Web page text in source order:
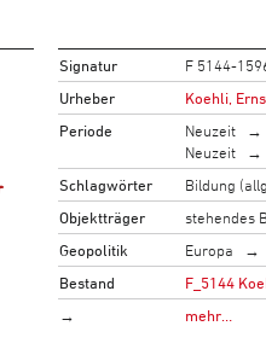
Signatur
F 5144-
Urheber
Koehli,
Periode
Neuzeit
Neuzeit
Schlagwörter
Bildung
Objektträger
stehendes
Geopolitik
Europa
Bestand
F_5144
→
mehr…